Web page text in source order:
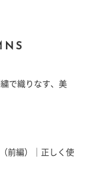
で織りなす、美
前編）｜正しく使